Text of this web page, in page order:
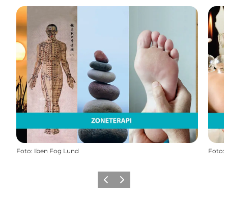
Foto: Iben Fog Lund Foto:
ZurückWeiter